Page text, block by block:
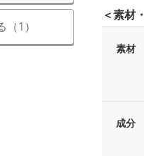
（1 ）
＜素材
素材
成分